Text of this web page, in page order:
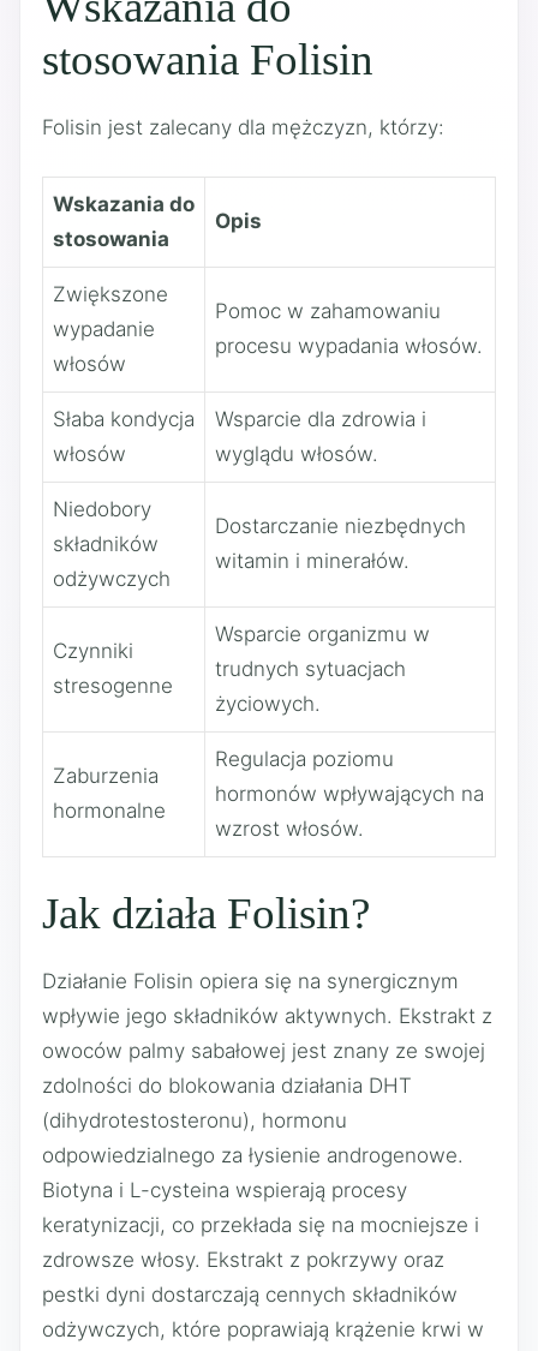
stosowania Folisin
Folisin jest zalecany dla mężczyzn, którzy:
Wskazania do
stosowania
Opis
Zwiększone
wypadanie
włosów
Pomoc w zahamowaniu
procesu wypadania włosów.
Słaba kondycja
włosów
Wsparcie dla zdrowia i
wyglądu włosów.
Niedobory
składników
odżywczych
Dostarczanie niezbędnych
witamin i minerałów.
Czynniki
stresogenne
Wsparcie organizmu w
trudnych sytuacjach
życiowych.
Zaburzenia
hormonalne
Regulacja poziomu
hormonów wpływających na
wzrost włosów.
Jak działa Folisin?
Działanie Folisin opiera się na synergicznym
wpływie jego składników aktywnych. Ekstrakt z
owoców palmy sabałowej jest znany ze swojej
zdolności do blokowania działania DHT
(dihydrotestosteronu), hormonu
odpowiedzialnego za łysienie androgenowe.
Biotyna i L-cysteina wspierają procesy
keratynizacji, co przekłada się na mocniejsze i
zdrowsze włosy. Ekstrakt z pokrzywy oraz
pestki dyni dostarczają cennych składników
odżywczych, które poprawiają krążenie krwi w